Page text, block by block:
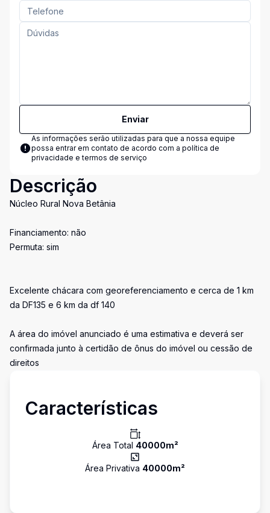
Enviar
As informações serão utilizadas para que a nossa equipe
possa entrar em contato de acordo com a política de
privacidade e termos de serviço
Descrição
Núcleo Rural Nova Betânia
Financiamento: não
Permuta: sim
Excelente chácara com georeferenciamento e cerca de 1 km
da DF135 e 6 km da df 140
A área do imóvel anunciado é uma estimativa e deverá ser
confirmada junto à certidão de ônus do imóvel ou cessão de
direitos
Características
Área Total 40000m²
Área Privativa 40000m²